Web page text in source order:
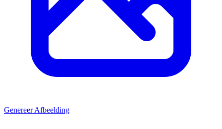
Genereer Afbeelding